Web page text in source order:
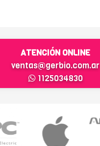
ATENCIÓN ONLINE
ventas@gerbio.com.ar
1125034830